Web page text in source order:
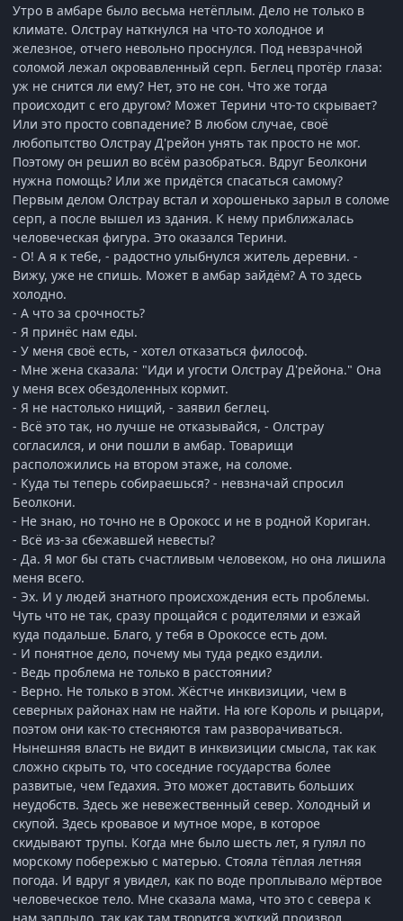
Утро в амбаре было весьма нетёплым. Дело не только в
климате. Олстрау наткнулся на что-то холодное и
железное, отчего невольно проснулся. Под невзрачной
соломой лежал окровавленный серп. Беглец протёр глаза:
уж не снится ли ему? Нет, это не сон. Что же тогда
происходит с его другом? Может Терини что-то скрывает?
Или это просто совпадение? В любом случае, своё
любопытство Олстрау Д'рейон унять так просто не мог.
Поэтому он решил во всём разобраться. Вдруг Беолкони
нужна помощь? Или же придётся спасаться самому?
Первым делом Олстрау встал и хорошенько зарыл в соломе
серп, а после вышел из здания. К нему приближалась
человеческая фигура. Это оказался Терини.
- О! А я к тебе, - радостно улыбнулся житель деревни. -
Вижу, уже не спишь. Может в амбар зайдём? А то здесь
холодно.
- А что за срочность?
- Я принёс нам еды.
- У меня своё есть, - хотел отказаться философ.
- Мне жена сказала: "Иди и угости Олстрау Д'рейона." Она
у меня всех обездоленных кормит.
- Я не настолько нищий, - заявил беглец.
- Всё это так, но лучше не отказывайся, - Олстрау
согласился, и они пошли в амбар. Товарищи
расположились на втором этаже, на соломе.
- Куда ты теперь собираешься? - невзначай спросил
Беолкони.
- Не знаю, но точно не в Орокосс и не в родной Кориган.
- Всё из-за сбежавшей невесты?
- Да. Я мог бы стать счастливым человеком, но она лишила
меня всего.
- Эх. И у людей знатного происхождения есть проблемы.
Чуть что не так, сразу прощайся с родителями и езжай
куда подальше. Благо, у тебя в Орокоссе есть дом.
- И понятное дело, почему мы туда редко ездили.
- Ведь проблема не только в расстоянии?
- Верно. Не только в этом. Жёстче инквизиции, чем в
северных районах нам не найти. На юге Король и рыцари,
поэтом они как-то стесняются там разворачиваться.
Нынешняя власть не видит в инквизиции смысла, так как
сложно скрыть то, что соседние государства более
развитые, чем Гедахия. Это может доставить больших
неудобств. Здесь же невежественный север. Холодный и
скупой. Здесь кровавое и мутное море, в которое
скидывают трупы. Когда мне было шесть лет, я гулял по
морскому побережью с матерью. Стояла тёплая летняя
погода. И вдруг я увидел, как по воде проплывало мёртвое
человеческое тело. Мне сказала мама, что это с севера к